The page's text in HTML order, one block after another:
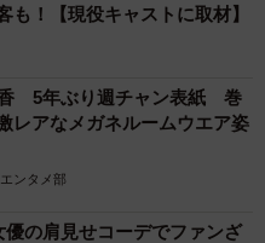
も！【現役キャストに取材】
香 5年ぶり週チャン表紙 巻
レアなメガネルームウエア姿
ンタメ部
の肩見せコーデでファンざ